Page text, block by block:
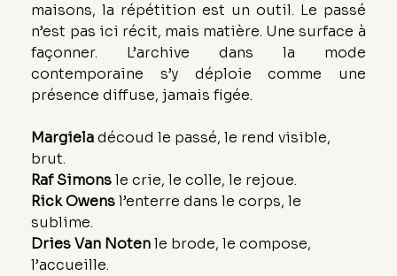
maisons, la répétition est un outil. Le passé
n’est pas ici récit, mais matière. Une surface à
façonner. L’archive dans la mode
contemporaine s’y déploie comme une
présence diffuse, jamais figée.
Margiela découd le passé, le rend visible,
brut.
Raf Simons le crie, le colle, le rejoue.
Rick Owens l’enterre dans le corps, le
sublime.
Dries Van Noten le brode, le compose,
l’accueille.